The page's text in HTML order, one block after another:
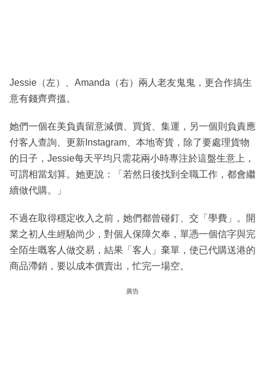
Jessie（左）、Amanda（右）兩人老友鬼鬼，更合作搞生
意有錢齊齊搵。
她們一個在美負責留意減價、買貨、集運，另一個則負責應
付客人查詢、更新Instagram、本地寄貨，除了要處理貨物
的日子，Jessie每天平均只需花兩小時專注於這盤生意上，
可謂相當划算。她更說：「若然日後找到全職工作，都會繼
續做代購。」
不過在取得穩定收入之前，她們都曾碰釘、交「學費」。開
業之初人生經驗尚少，對個人保障欠奉，單憑一個信字與完
全陌生嘅客人做交易，結果「客人」棄單，使已代購送港的
商品滯銷，要以成本價賣出，忙完一場空。
廣告